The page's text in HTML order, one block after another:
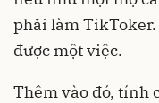
phải làm
được một việc.
Thêm vào đó, tính